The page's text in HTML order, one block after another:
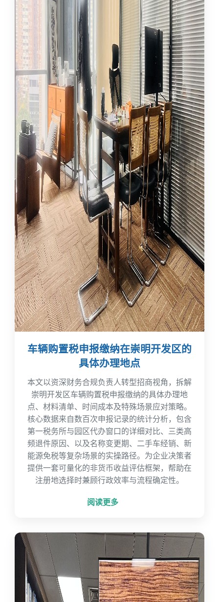
车辆购置税申报缴纳在崇明开发区的
具体办理地点
本文以资深财务合规负责人转型招商视角，拆解
崇明开发区车辆购置税申报缴纳的具体办理地
点、材料清单、时间成本及特殊场景应对策略。
核心数据来自数百次申报记录的统计分析，包含
第一税务所与园区代办窗口的详细对比、三类高
频退件原因、以及名称变更期、二手车经销、新
能源免税等复杂场景的实操路径。为企业决策者
提供一套可量化的非货币收益评估框架，帮助在
注册地选择时兼顾行政效率与流程确定性。
阅读更多